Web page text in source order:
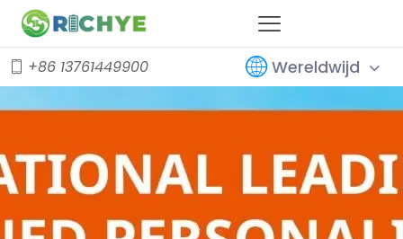
+86 13761449900 Wereldwijd